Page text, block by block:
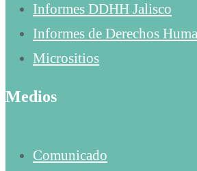
Informes DDHH Jalisco
Informes de Derechos
Micrositios
Medios
Comunicado